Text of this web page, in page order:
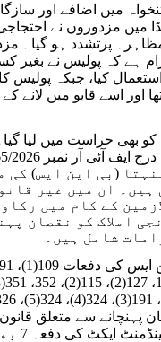
میں اضافے اور
میں مزدوروں نے
کو یہ مظاہرہ پرتشدد ہو گیا۔
ہے کہ پولیس نے بغیر
کیا، جبکہ پولیس کا
اور اسے قابو میں لانے
بھی حراست میں لیا
(بی این ایس) کی
ہیں۔ ان میں غیر
کے کام میں
املاک کو نقصان
شامل ہیں۔